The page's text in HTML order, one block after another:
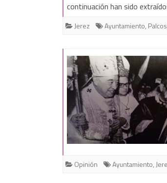
continuación han sido
Jerez Ayuntamiento, Palcos
Opinión Ayuntamiento,